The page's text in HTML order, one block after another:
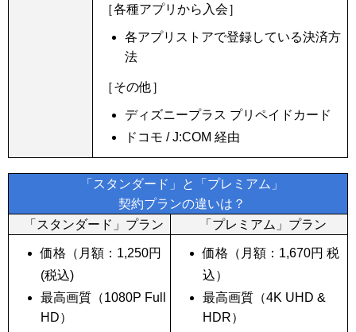
［各種アプリから入会］
各アプリストアで登録している決済方
法
［その他］
ディズニープラス プリペイドカード
ドコモ / J:COM 経由
「スタンダード」と「プレミアム」
契約プランの違いは？
「スタンダード」プラン
「プレミアム」プラン
価格（月額： 1,250円
(税込)
最高画質（1080P Full
HD）
価格（月額： 1,670円 税
込）
最高画質（4K UHD &
HDR）